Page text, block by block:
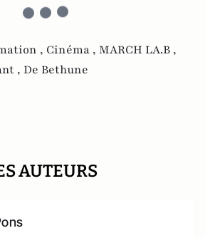
, Cinéma , MARCH LA.B ,
, De Bethune
AUTEURS